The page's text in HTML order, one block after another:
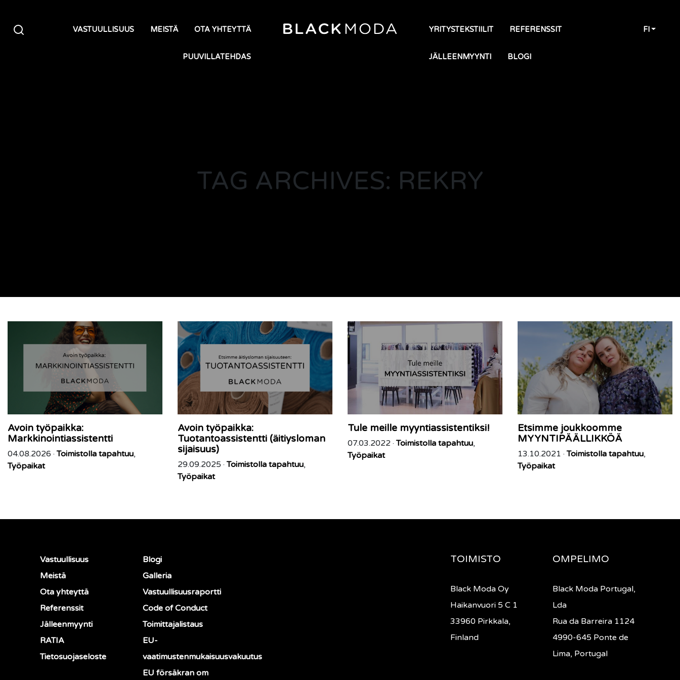
VASTUULLISUUS MEISTÄ OTA YHTEYTTÄ
PUUVILLATEHDAS
YRITYSTEKSTIILIT REFERENSSIT
JÄLLEENMYYNTI BLOGI
FI
TAG ARCHIVES: REKRY
Avoin työpaikka:
Markkinointiassistentti
04.08.2026 ·Toimistolla tapahtuu,
Työpaikat
Avoin työpaikka:
Tuotantoassistentti (äitiysloman
sijaisuus)
29.09.2025 ·Toimistolla tapahtuu,
Työpaikat
Tule meille myyntiassistentiksi!
07.03.2022 ·Toimistolla tapahtuu,
Työpaikat
Etsimme joukkoomme
MYYNTIPÄÄLLIKKÖÄ
13.10.2021 ·Toimistolla tapahtuu,
Työpaikat
Vastuullisuus
Meistä
Ota yhteyttä
Referenssit
Jälleenmyynti
RATIA
Tietosuojaseloste
Blogi
Galleria
Vastuullisuusraportti
Code of Conduct
Toimittajalistaus
EU-
vaatimustenmukaisuusvakuutus
EU försäkran om
TOIMISTO
Black Moda Oy
Haikanvuori 5 C 1
33960 Pirkkala,
Finland
OMPELIMO
Black Moda Portugal,
Lda
Rua da Barreira 1124
4990-645 Ponte de
Lima, Portugal